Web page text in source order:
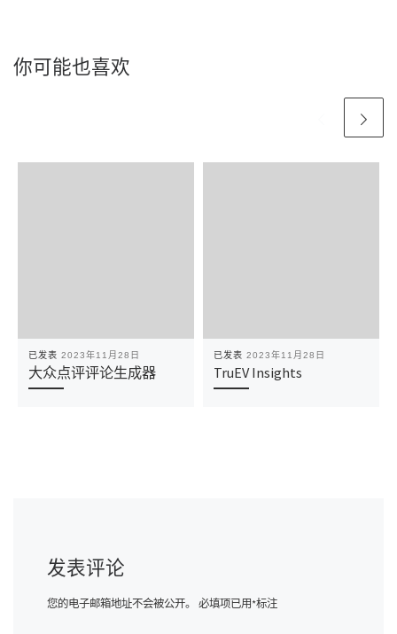
你可能也喜欢
已发表 2023年11月28日
大众点评评论生成器
已发表 2023年11月28日
TruEV Insights
发表评论
您的电子邮箱地址不会被公开。 必填项已用*标注